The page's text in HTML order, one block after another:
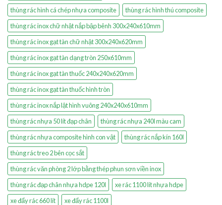
thùng rác hình cá chép nhựa composite
thùng rác hình thú composite
thùng rác inox chữ nhật nắp bập bênh 300x240x610mm
thùng rác inox gạt tàn chữ nhật 300x240x620mm
thùng rác inox gạt tàn dạng tròn 250x610mm
thùng rác inox gạt tàn thuốc 240x240x620mm
thùng rác inox gạt tàn thuốc hình tròn
thùng rác inox nắp lật hình vuông 240x240x610mm
thùng rác nhựa 50 lít đạp chân
thùng rác nhựa 240l màu cam
thùng rác nhựa composite hình con vật
thùng rác nắp kín 160l
thùng rác treo 2 bên cọc sắt
thùng rác văn phòng 2 lớp bằng thép phun sơn viền inox
thùng rác đạp chân nhựa hdpe 120l
xe rác 1100 lít nhựa hdpe
xe đẩy rác 660 lít
xe đẩy rác 1100l